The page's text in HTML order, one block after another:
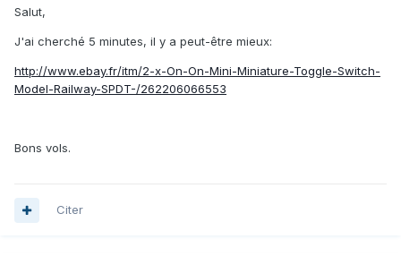
Salut,
J'ai cherché 5 minutes, il y a peut-être mieux:
http://www.ebay.fr/itm/2-x-On-On-Mini-Miniature-Toggle-Switch-
Model-Railway-SPDT-/262206066553
Bons vols.
Citer